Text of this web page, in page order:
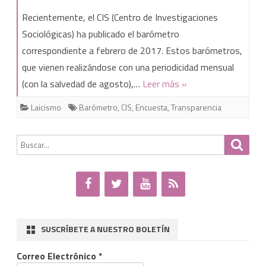
números
del
CIS
Recientemente, el CIS (Centro de Investigaciones
Sociológicas) ha publicado el barómetro
correspondiente a febrero de 2017. Estos barómetros,
que vienen realizándose con una periodicidad mensual
(con la salvedad de agosto),… Leer más »
Laicismo Barómetro, CIS, Encuesta,Transparencia
Buscar
por:
SUSCRÍBETE A NUESTRO BOLETÍN
Correo Electrónico *